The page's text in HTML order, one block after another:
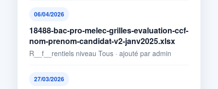
06/04/2026
18488-bac-pro-melec-grilles-evaluation-ccf-
nom-prenom-candidat-v2-janv2025.xlsx
R__f__rentiels niveau Tous · ajouté par admin
27/03/2026